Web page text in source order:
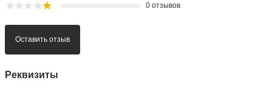
0 отзывов
Оставить отзыв
Реквизиты